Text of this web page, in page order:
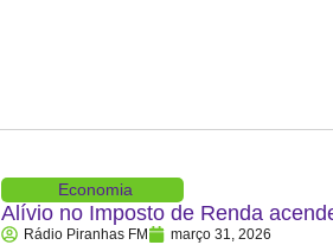
Economia
Alívio no Imposto de Renda
Rádio Piranhas FM março 31, 2026